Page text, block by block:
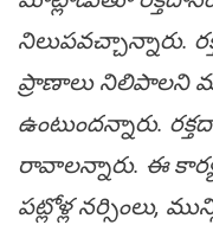
నిలుపవచ్చాన్నారు.
ప్రాణాలు నిలిపాలని
ఉంటుందన్నారు.
రావాలన్నారు. ఈ
పట్లోళ్ల నర్సింలు,